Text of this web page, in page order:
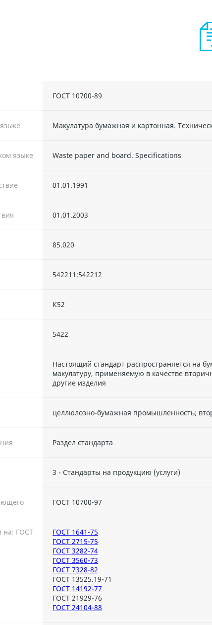
ГОСТ 10700-89
Макулатура бумажная и картонная.
языке Waste paper and board. Specifications
01.01.1991
01.01.2003
85.020
542211;542212
К52
5422
Настоящий стандарт распространяется на
макулатуру, применяемую в качестве
другие изделия
целлюлозно-бумажная промышленность;
Раздел стандарта
3 - Стандарты на продукцию (услуги)
ГОСТ 10700-97
на: ГОСТ
ГОСТ 1641-75
ГОСТ 2715-75
ГОСТ 3282-74
ГОСТ 3560-73
ГОСТ 7328-82
ГОСТ 13525.19-71
ГОСТ 14192-77
ГОСТ 21929-76
ГОСТ 24104-88